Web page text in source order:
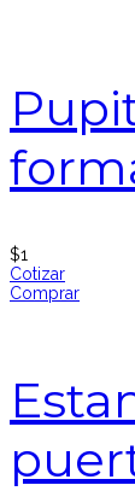
$1
Cotizar
Comprar